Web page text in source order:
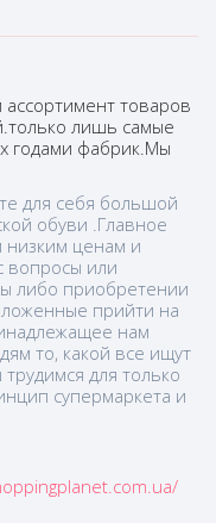
товаров
лишь самые
годами фабрик.Мы
для себя большой
обуви .Главное
низким ценам и
вопросы или
либо приобретении
прийти на
нам
то, какой все ищут
для только
супермаркета и